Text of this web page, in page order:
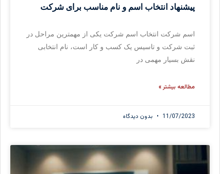
پیشنهاد انتخاب اسم و نام مناسب برای شرکت
اسم شرکت انتخاب اسم شرکت یکی از مهمترین مراحل در
ثبت شرکت و تاسیس یک کسب و کار است، نام انتخابی
نقش بسیار مهمی در
مطالعه بیشتر »
11/07/2023 بدون دیدگاه